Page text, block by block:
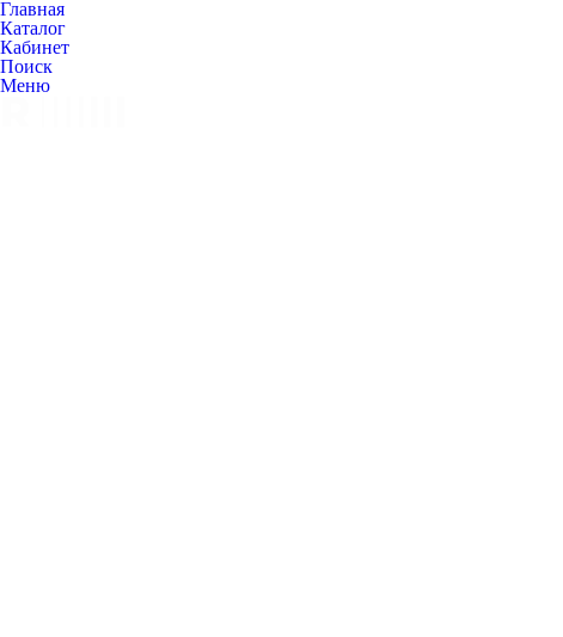
Главная
Каталог
Кабинет
Поиск
Меню